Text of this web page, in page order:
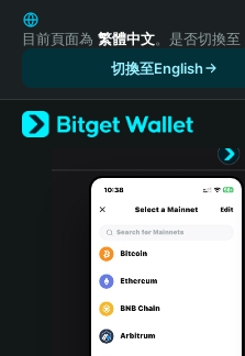
English
日本語
Русский
Español (Latinoamérica)
Türkçe
Português (Portugal)
Bahasa Indonesia
目前頁面為 繁體中文。是否切換至
切換至English